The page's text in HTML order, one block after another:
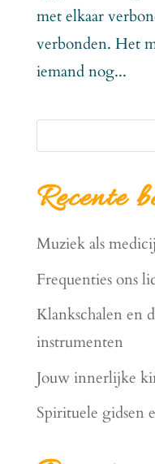
met elkaar
verbonden. Het
iemand nog...
Recente
Muziek als
Frequenties ons
Klankschalen en
instrumenten
Jouw innerlijke
Spirituele gidsen